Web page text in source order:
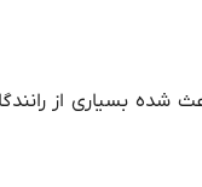
شده بسیاری از